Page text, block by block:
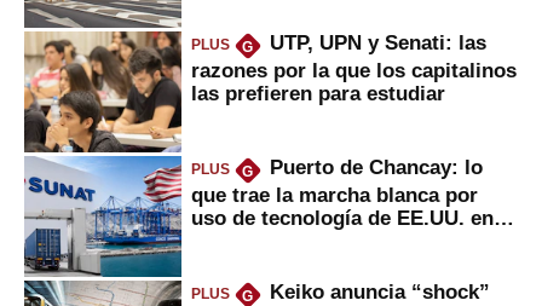
PLUS G
UTP, UPN y Senati: las
razones por la que los capitalinos
las prefieren para estudiar
PLUS G
Puerto de Chancay: lo
que trae la marcha blanca por
uso de tecnología de EE.UU. en
PLUS G
Keiko anuncia “shock”